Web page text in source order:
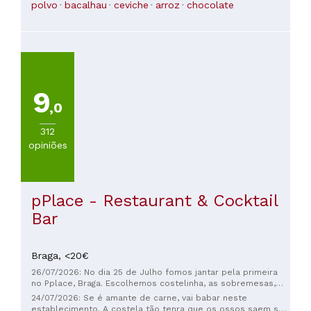
polvo bacalhau ceviche arroz chocolate
9,0
312
opiniões
pPlace - Restaurant & Cocktail
Bar
Braga, <20€
26/07/2026: No dia 25 de Julho fomos jantar pela primeira
no Pplace, Braga. Escolhemos costelinha, as sobremesas,
essas provamos todas e decidimos qual gostávamos mais. A
comida estava otima A carne excelente, no ponto. O
24/07/2026: Se é amante de carne, vai babar neste